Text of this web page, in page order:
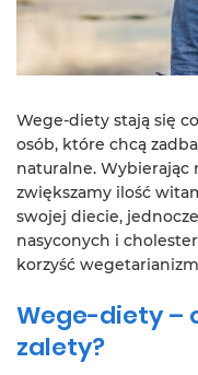
Wege-diety stają się
osób, które chcą
naturalne. Wybierając
zwiększamy ilość
swojej diecie,
nasyconych i
korzyść
Wege-diety –
zalety?